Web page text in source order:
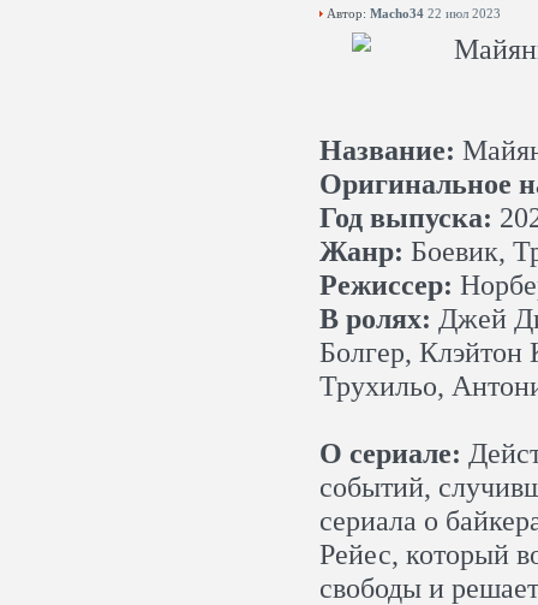
Автор: Macho34 22 июл 2023
Название:
Оригинальное
Год выпуска:
Жанр: Боевик,
Режиссер:
В ролях: Джей
Болгер, Клэйтон
Трухильо,
О сериале:
событий,
сериала о
Рейес, который
свободы и